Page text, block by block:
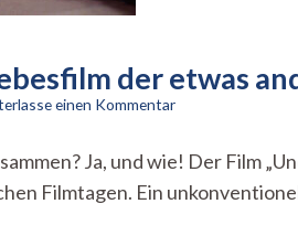
der etwas
einen Kommentarzu
Arabisch
–
Ja, und wie! Der Film
Filmtagen. Ein